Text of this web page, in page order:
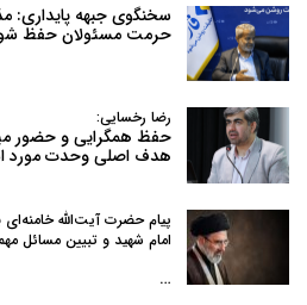
سخنگوی جبهه پایداری:
حرمت مسئولان حفظ
رضا رخسایی:
حفظ همگرایی و حضور
هدف اصلی وحدت مورد
پیام حضرت آیت‌الله
امام شهید و تبیین مسائل
…